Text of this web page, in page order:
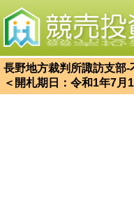
長野地方裁判所諏訪支部
＜開札期日：令和1年7月